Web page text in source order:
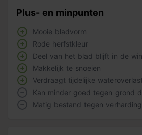
Plus- en minpunten
Mooie bladvorm
Rode herfstkleur
Deel van het blad blijft in de
Makkelijk te snoeien
Verdraagt tijdelijke wateroverlast
Kan minder goed tegen grond
Matig bestand tegen